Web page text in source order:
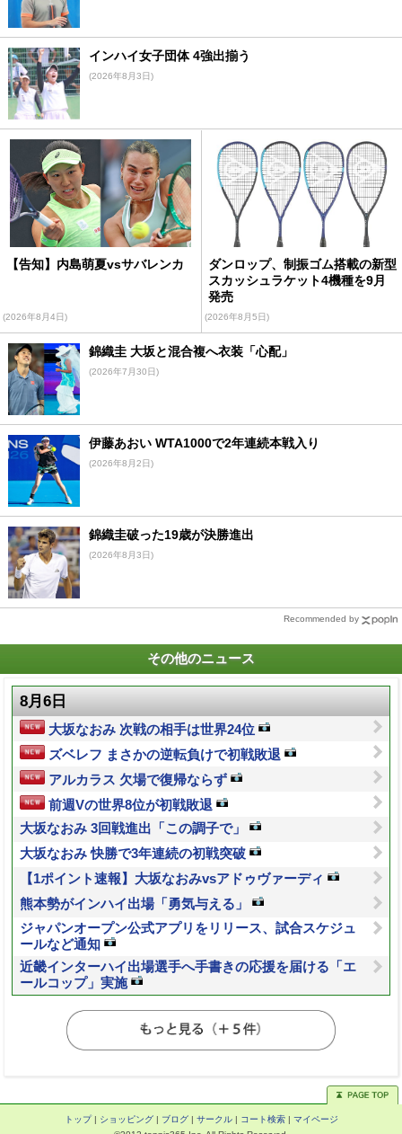
インハイ女子団体 4強出揃う
(2026年8月3日)
【告知】内島萌夏vsサバレンカ
(2026年8月4日)
ダンロップ、制振ゴム搭載の新型
スカッシュラケット4機種を9月
発売
(2026年8月5日)
錦織圭 大坂と混合複へ衣装「心配」
(2026年7月30日)
伊藤あおい WTA1000で2年連続本戦入り
(2026年8月2日)
錦織圭破った19歳が決勝進出
(2026年8月3日)
Recommended by
その他のニュース
8月6日
大坂なおみ 次戦の相手は世界24位
ズベレフ まさかの逆転負けで初戦敗退
アルカラス 欠場で復帰ならず
前週Vの世界8位が初戦敗退
大坂なおみ 3回戦進出「この調子で」
大坂なおみ 快勝で3年連続の初戦突破
【1ポイント速報】大坂なおみvsアドゥヴァーディ
熊本勢がインハイ出場「勇気与える」
ジャパンオープン公式アプリをリリース、試合スケジュ
ールなど通知
近畿インターハイ出場選手へ手書きの応援を届ける「エ
ールコップ」実施
トップ| ショッピング| ブログ| サークル| コート検索| マイページ